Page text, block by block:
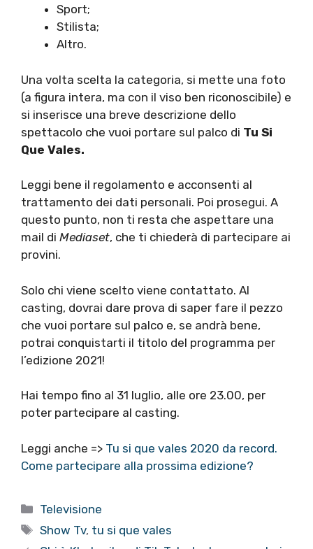
Sport;
Stilista;
Altro.
Una volta scelta la categoria, si mette una foto
(a figura intera, ma con il viso ben riconoscibile) e
si inserisce una breve descrizione dello
spettacolo che vuoi portare sul palco di Tu Si
Que Vales.
Leggi bene il regolamento e acconsenti al
trattamento dei dati personali. Poi prosegui. A
questo punto, non ti resta che aspettare una
mail di Mediaset, che ti chiederà di partecipare ai
provini.
Solo chi viene scelto viene contattato. Al
casting, dovrai dare prova di saper fare il pezzo
che vuoi portare sul palco e, se andrà bene,
potrai conquistarti il titolo del programma per
l’edizione 2021!
Hai tempo fino al 31 luglio, alle ore 23.00, per
poter partecipare al casting.
Leggi anche => Tu si que vales 2020 da record.
Come partecipare alla prossima edizione?
Categorie
Televisione
Tag
Show Tv, tu si que vales